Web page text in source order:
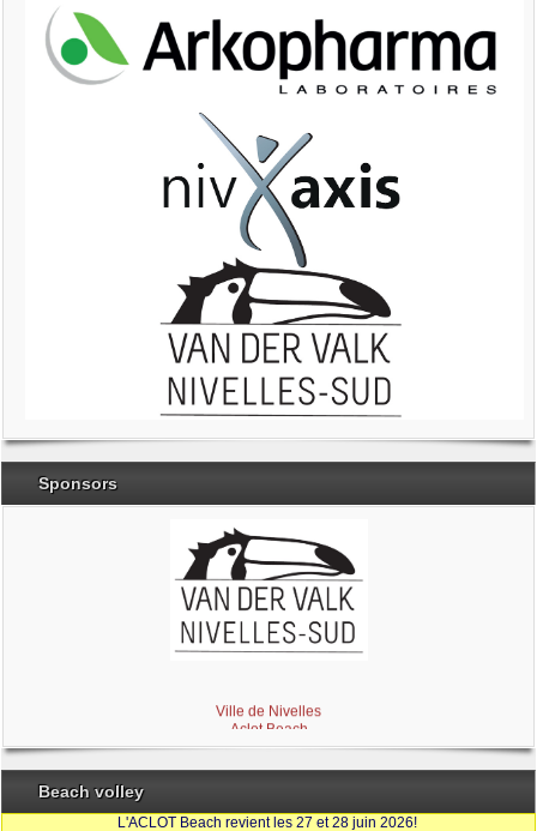
Sponsors
Ville de Nivelles
Aclot Beach
Beach volley
L'ACLOT Beach revient les 27 et 28 juin 2026!